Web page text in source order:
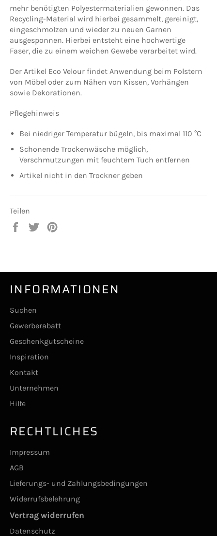
mehr benötigten Polyestermaterialien gewonnen. Das
Recycling-Material wird hierbei gesammelt, gereinigt,
eingeschmolzen und wieder zu neuen Garnen
ausgesponnen. Hierbei entsteht eine hochwertige
Faser, die zu einem weichen Gewebe verarbeitet wird.
Der Artikel Eco Velour findet Anwendung beim Polstern
von Möbel oder zum Nähen von Kissen, Vorhängen
sowie Dekorationen.
Pflegehinweis
Bei niedriger Temperatur bügeln, bis maximal 110 °C
Schonende Trockenwäsche möglich,
Verschmutzungen mit feuchtem Tuch entfernen
Artikel nicht in den Trockner geben
Teilen
Auf
Auf
INFORMATIONEN
Suchen
Gewerberabatt
Geschenkgutscheine
Inspiration
Kontakt
Unternehmen
Hilfe
RECHTLICHES
Impressum
AGB
Lieferungs- und Zahlungsbedingungen
Widerrufsbelehrung
Vertrag widerrufen
Datenschutz